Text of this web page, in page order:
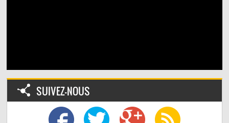
SUIVEZ-NOUS